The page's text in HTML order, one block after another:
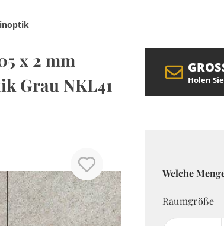
x 2 mm
Grau NKL41
Holen
Welche
Raumgröße